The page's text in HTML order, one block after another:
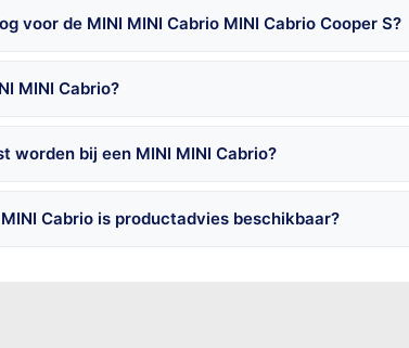
voor de MINI MINI Cabrio MINI Cabrio Cooper S?
MINI Cabrio?
worden bij een MINI MINI Cabrio?
Cabrio is productadvies beschikbaar?